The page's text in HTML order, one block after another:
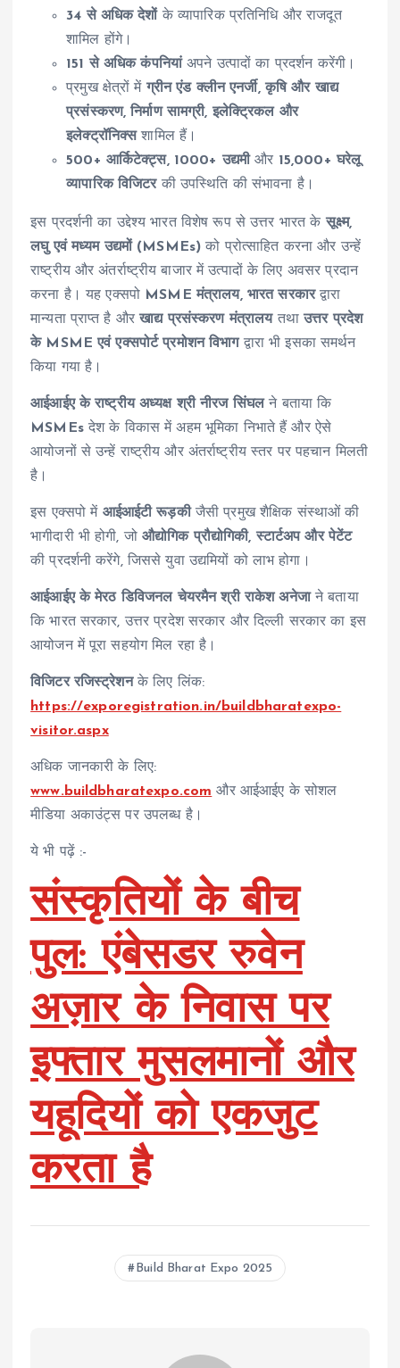
34 से अधिक देशोंके व्यापारिक प्रतिनिधि और राजदूत
शामिल होंगे।
151 से अधिक कंपनियांअपने उत्पादों का प्रदर्शन करेंगी।
प्रमुख क्षेत्रों मेंग्रीन एंड क्लीन एनर्जी, कृषि और खाद्य
प्रसंस्करण, निर्माण सामग्री, इलेक्ट्रिकल और
इलेक्ट्रॉनिक्सशामिल हैं।
500+ आर्किटेक्ट्स, 1000+ उद्यमीऔर 15,000+ घरेलू
व्यापारिक विजिटरकी उपस्थिति की संभावना है।
इस प्रदर्शनी का उद्देश्य भारत विशेष रूप से उत्तर भारत केसूक्ष्म,
लघु एवं मध्यम उद्यमों (MSMEs) को प्रोत्साहित करना और उन्हें
राष्ट्रीय और अंतर्राष्ट्रीय बाजार में उत्पादों के लिए अवसर प्रदान
करना है। यह एक्सपो MSME मंत्रालय, भारत सरकारद्वारा
मान्यता प्राप्त है औरखाद्य प्रसंस्करण मंत्रालयतथाउत्तर प्रदेश
के MSME एवं एक्सपोर्ट प्रमोशन विभागद्वारा भी इसका समर्थन
किया गया है।
आईआईए के राष्ट्रीय अध्यक्ष श्री नीरज सिंघलने बताया कि
MSMEsदेश के विकास में अहम भूमिका निभाते हैं और ऐसे
आयोजनों से उन्हें राष्ट्रीय और अंतर्राष्ट्रीय स्तर पर पहचान मिलती
है।
इस एक्सपो में आईआईटी रूड़कीजैसी प्रमुख शैक्षिक संस्थाओं की
भागीदारी भी होगी, जो औद्योगिक प्रौद्योगिकी, स्टार्टअप और पेटेंट
की प्रदर्शनी करेंगे, जिससे युवा उद्यमियों को लाभ होगा।
आईआईए के मेरठ डिविजनल चेयरमैन श्री राकेश अनेजाने बताया
कि भारत सरकार, उत्तर प्रदेश सरकार और दिल्ली सरकार का इस
आयोजन में पूरा सहयोग मिल रहा है।
विजिटर रजिस्ट्रेशनके लिए लिंक:
https://exporegistration.in/buildbharatexpo-
visitor.aspx
अधिक जानकारी के लिए:
www.buildbharatexpo.com और आईआईए के सोशल
मीडिया अकाउंट्स पर उपलब्ध है।
ये भी पढ़ें :-
संस्कृतियों के बीच
पुल: एंबेसडर रुवेन
अज़ार के निवास पर
इफ्तार मुसलमानों और
यहूदियों को एकजुट
करता है
Build Bharat Expo 2025